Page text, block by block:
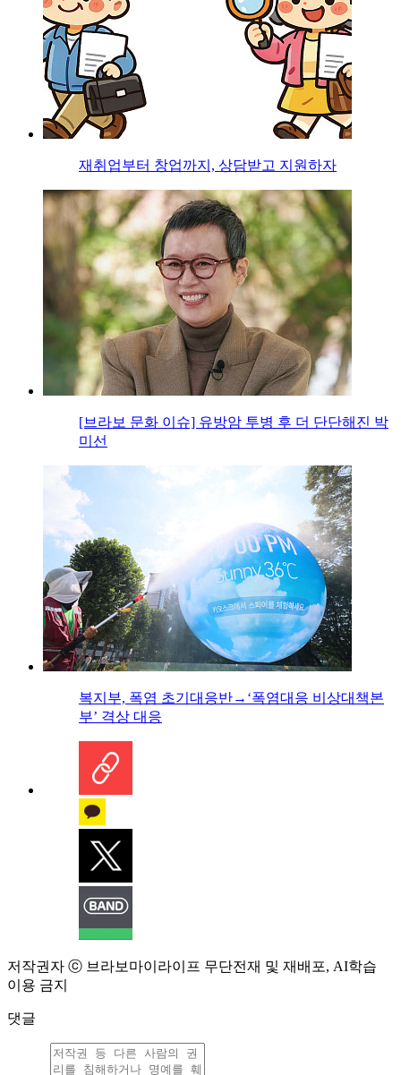
재취업부터 창업까지, 상담받고 지원하자
[브라보 문화 이슈] 유방암 투병 후 더 단단해진 박
미선
복지부, 폭염 초기대응반→‘폭염대응 비상대책본
부’ 격상 대응
저작권자 ⓒ 브라보마이라이프 무단전재 및 재배포, AI학습
이용 금지
댓글